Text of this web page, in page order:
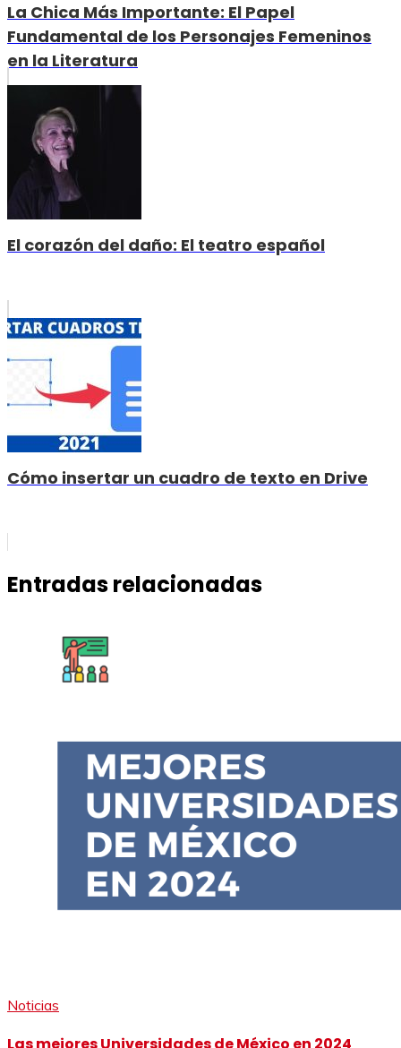
La Chica Más Importante: El Papel
Fundamental de los Personajes Femeninos
en la Literatura
El corazón del daño: El teatro español
Cómo insertar un cuadro de texto en Drive
Entradas relacionadas
Noticias